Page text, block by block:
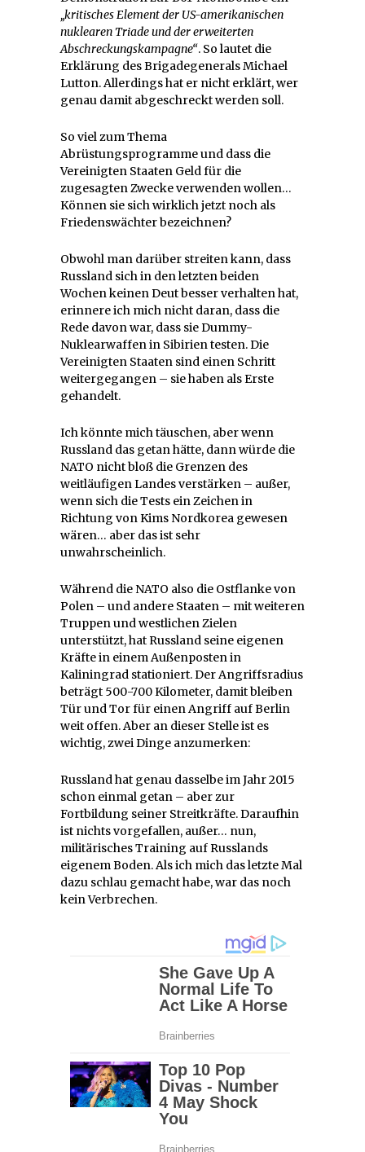
„kritisches Element der US-amerikanischen
nuklearen Triade und der erweiterten
Abschreckungskampagne“. So lautet die
Erklärung des Brigadegenerals Michael
Lutton. Allerdings hat er nicht erklärt, wer
genau damit abgeschreckt werden soll.
So viel zum Thema
Abrüstungsprogramme und dass die
Vereinigten Staaten Geld für die
zugesagten Zwecke verwenden wollen…
Können sie sich wirklich jetzt noch als
Friedenswächter bezeichnen?
Obwohl man darüber streiten kann, dass
Russland sich in den letzten beiden
Wochen keinen Deut besser verhalten hat,
erinnere ich mich nicht daran, dass die
Rede davon war, dass sie Dummy-
Nuklearwaffen in Sibirien testen. Die
Vereinigten Staaten sind einen Schritt
weitergegangen – sie haben als Erste
gehandelt.
Ich könnte mich täuschen, aber wenn
Russland das getan hätte, dann würde die
NATO nicht bloß die Grenzen des
weitläufigen Landes verstärken – außer,
wenn sich die Tests ein Zeichen in
Richtung von Kims Nordkorea gewesen
wären… aber das ist sehr
unwahrscheinlich.
Während die NATO also die Ostflanke von
Polen – und andere Staaten – mit weiteren
Truppen und westlichen Zielen
unterstützt, hat Russland seine eigenen
Kräfte in einem Außenposten in
Kaliningrad stationiert. Der Angriffsradius
beträgt 500-700 Kilometer, damit bleiben
Tür und Tor für einen Angriff auf Berlin
weit offen. Aber an dieser Stelle ist es
wichtig, zwei Dinge anzumerken:
Russland hat genau dasselbe im Jahr 2015
schon einmal getan – aber zur
Fortbildung seiner Streitkräfte. Daraufhin
ist nichts vorgefallen, außer… nun,
militärisches Training auf Russlands
eigenem Boden. Als ich mich das letzte Mal
dazu schlau gemacht habe, war das noch
kein Verbrechen.